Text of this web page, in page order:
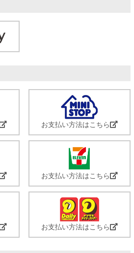
お支払い方法はこちら
お支払い方法はこちら
お支払い方法はこちら